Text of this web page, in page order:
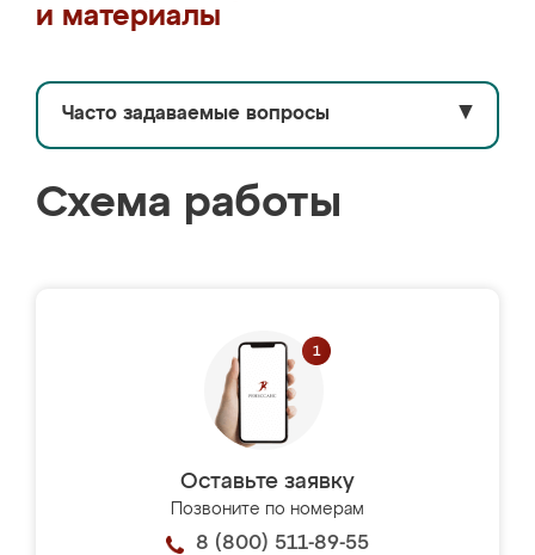
и материалы
Часто задаваемые вопросы ▼
Схема работы
Оставьте заявку
Позвоните по номерам
8 (800) 511-89-55